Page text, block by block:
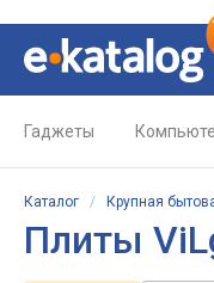
Гаджеты
Каталог / Крупная
Плиты